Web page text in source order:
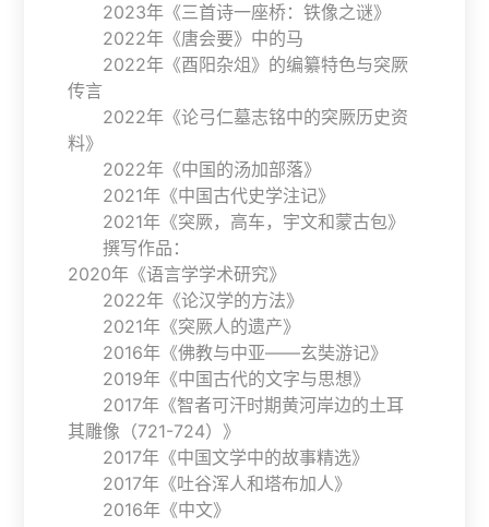
2023年《三首诗一座桥：铁像之谜》
2022年《唐会要》中的马
2022年《酉阳杂俎》的编纂特色与突厥
传言
2022年《论弓仁墓志铭中的突厥历史资
料》
2022年《中国的汤加部落》
2021年《中国古代史学注记》
2021年《突厥，高车，宇文和蒙古包》
撰写作品：
2020年《语言学学术研究》
2022年《论汉学的方法》
2021年《突厥人的遗产》
2016年《佛教与中亚——玄奘游记》
2019年《中国古代的文字与思想》
2017年《智者可汗时期黄河岸边的土耳
其雕像（721-724）》
2017年《中国文学中的故事精选》
2017年《吐谷浑人和塔布加人》
2016年《中文》